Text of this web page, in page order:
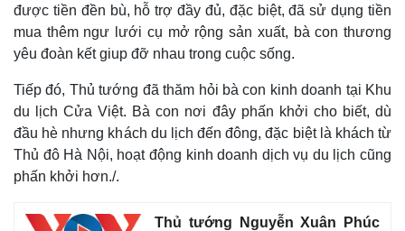
được tiền đền bù, hỗ trợ đầy đủ, đặc biệt, đã sử dụng tiền
mua thêm ngư lưới cụ mở rộng sản xuất, bà con thương
yêu đoàn kết giup đỡ nhau trong cuộc sống.
Tiếp đó, Thủ tướng đã thăm hỏi bà con kinh doanh tại Khu
du lịch Cửa Việt. Bà con nơi đây phấn khởi cho biết, dù
đầu hè nhưng khách du lịch đến đông, đặc biệt là khách từ
Thủ đô Hà Nội, hoạt động kinh doanh dịch vụ du lịch cũng
phấn khởi hơn./.
Thủ tướng Nguyễn Xuân Phúc